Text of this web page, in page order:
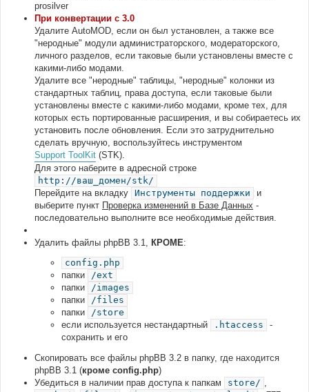
prosilver
При конвертации с 3.0
Удалите AutoMOD, если он был установлен, а также все
"неродные" модули администраторского, модераторского,
личного разделов, если таковые были установлены вместе с
какими-либо модами.
Удалите все "неродные" таблицы, "неродные" колонки из
стандартных таблиц, права доступа, если таковые были
установлены вместе с какими-либо модами, кроме тех, для
которых есть портированные расширения, и вы собираетесь их
установить после обновления. Если это затруднительно
сделать вручную, воспользуйтесь инструментом
Support ToolKit (STK).
Для этого наберите в адресной строке
http://ваш_домен/stk/
Перейдите на вкладку Инструменты поддержки
и
выберите пункт Проверка изменений в Базе Данных -
последовательно выполните все необходимые действия.
Удалить файлы phpBB 3.1, КРОМЕ:
config.php
папки
/ext
папки
/images
папки
/files
папки
/store
если используется нестандартный
.htaccess
-
сохранить и его
Скопировать все файлы phpBB 3.2 в папку, где находится
phpBB 3.1 (кроме config.php)
Убедиться в наличии прав доступа к папкам
store/